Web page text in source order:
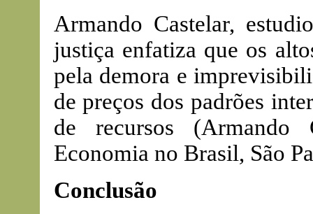
Armando Castelar,
justiça enfatiza que os
pela demora e
de preços dos padrões
de recursos (Armando
Economia no Brasil, São
Conclusão